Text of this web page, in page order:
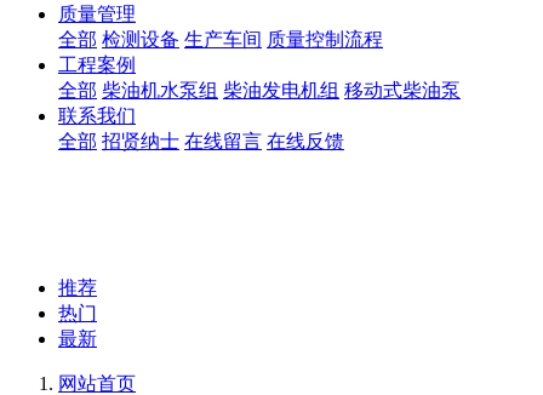
质量管理
全部 检测设备 生产车间 质量控制流程
工程案例
全部 柴油机水泵组 柴油发电机组 移动式柴油泵
联系我们
全部 招贤纳士 在线留言 在线反馈
推荐
热门
最新
网站首页